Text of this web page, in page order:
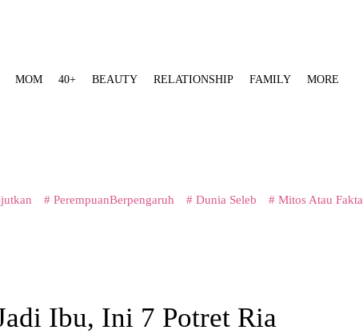
MOM 40+ BEAUTY RELATIONSHIP FAMILY MORE
# PerempuanBerpengaruh # Dunia Seleb # Mitos Atau Fakta
Ibu, Ini 7 Potret Ria